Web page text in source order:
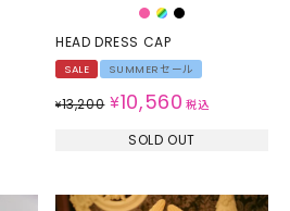
HEAD DRESS CAP
SALE SUMMERセール
¥13,200 ¥10,560 税込
SOLD OUT